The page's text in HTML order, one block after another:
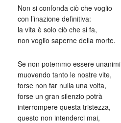
Non si confonda ciò che voglio
con l’inazione definitiva:
la vita è solo ciò che si fa,
non voglio saperne della morte.
Se non potemmo essere unanimi
muovendo tanto le nostre vite,
forse non far nulla una volta,
forse un gran silenzio potrà
interrompere questa tristezza,
questo non intenderci mai,